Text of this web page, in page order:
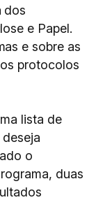
dos
e Papel.
e sobre as
protocolos
lista de
o
duas